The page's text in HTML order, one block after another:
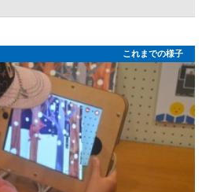
これまでの様子